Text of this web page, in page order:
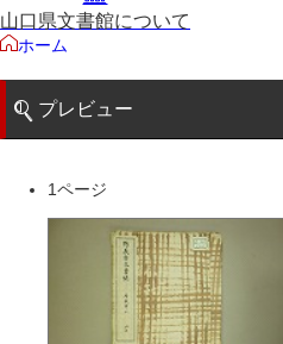
山口県文書館について
ホーム
プレビュー
1ページ